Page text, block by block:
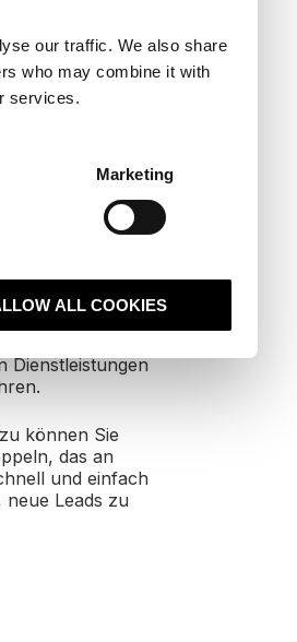
our traffic. We also share
who may combine it with
services.
Marketing
ALL COOKIES
neue Leads
CRM-System
und Ressourcen
die Anfrage
wie
Eine
Dienstleistungen
können Sie
das an
und einfach
Leads zu